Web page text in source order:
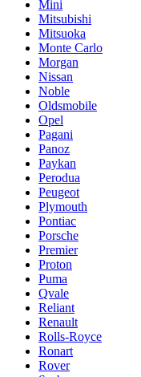
Mini
Mitsubishi
Mitsuoka
Monte Carlo
Morgan
Nissan
Noble
Oldsmobile
Opel
Pagani
Panoz
Paykan
Perodua
Peugeot
Plymouth
Pontiac
Porsche
Premier
Proton
Puma
Qvale
Reliant
Renault
Rolls-Royce
Ronart
Rover